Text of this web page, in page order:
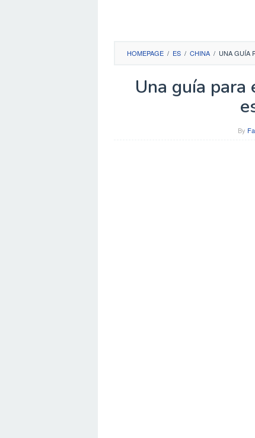
HOMEPAGE / ES / CHINA / UNA GUÍA
Una guía para
By